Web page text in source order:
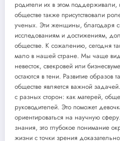
родители их в этом
обществе также присутствовали
ученых. Эти женщины, благодаря
исследованиям и достижениям,
обществе. К сожалению, сегодня
мало в нашей стране. Мы чаще
невесток, свекровей или
остаются в тени. Развитие образов
обществе является важной
с разных сторон: как матерей,
руководителей. Это поможет
ориентироваться на научную
знания, это глубокое понимание
жизни с точки зрения